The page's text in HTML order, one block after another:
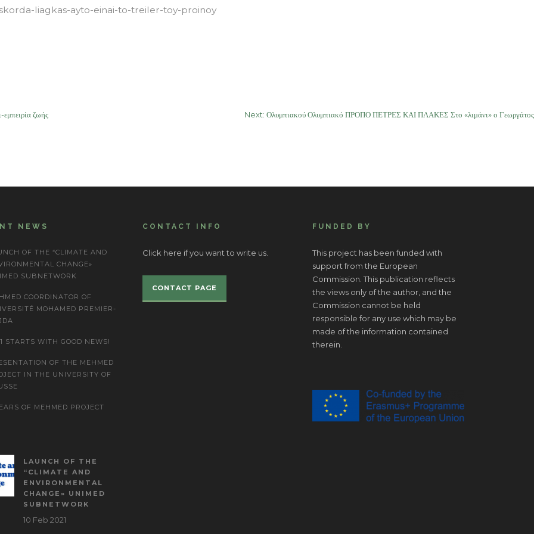
liagkas-ayto-einai-to-treiler-toy-proinoy
ζωής Next: Ολυμπιακού Ολυμπιακό ΠΡΟΠΟ ΠΕΤΡΕΣ ΚΑΙ ΠΛΑΚΕΣ Στο «λιμάνι» ο Γεωργάτος
NEWS
OF THE “CLIMATE AND
CHANGE»
SUBNETWORK
COORDINATOR OF
MOHAMED PREMIER-
STARTS WITH GOOD NEWS!
OF THE MEHMED
IN THE UNIVERSITY OF
OF MEHMED PROJECT
LAUNCH OF THE
“CLIMATE AND
ENVIRONMENTAL
CHANGE» UNIMED
SUBNETWORK
10 Feb 2021
CONTACT INFO
Click here if you want to write us.
CONTACT PAGE
FUNDED BY
This project has been funded with
support from the European
Commission. This publication reflects
the views only of the author, and the
Commission cannot be held
responsible for any use which may be
made of the information contained
therein.